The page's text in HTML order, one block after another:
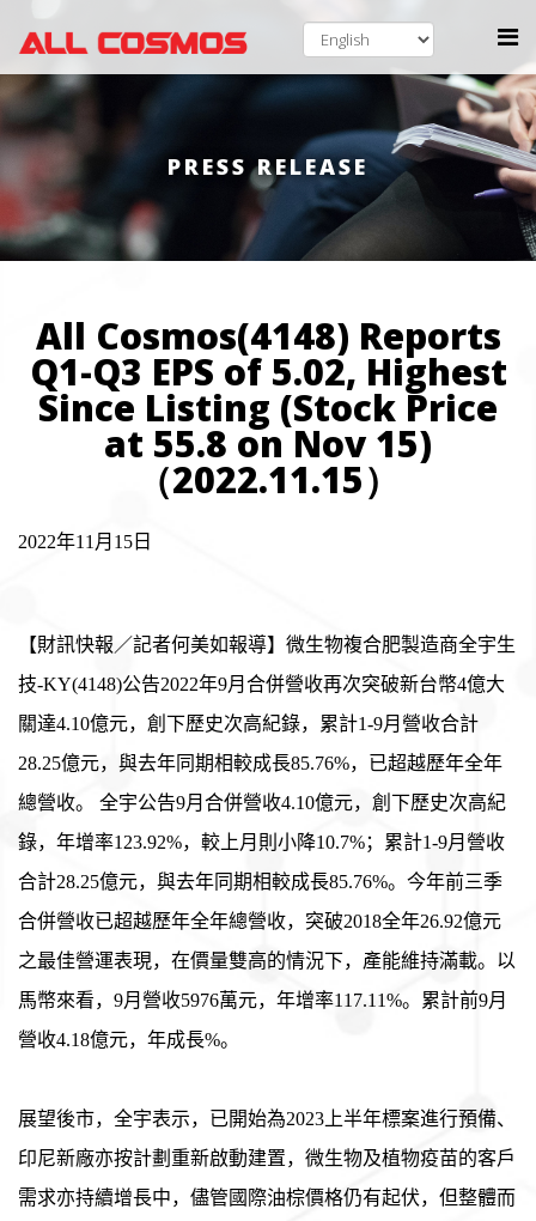
PRESS RELEASE
All Cosmos(4148) Reports
Q1-Q3 EPS of 5.02, Highest
Since Listing (Stock Price
at 55.8 on Nov 15)
（2022.11.15）
2022年11 月15 日
【財訊快報／記者何美如報導】微生物複合肥製造商全宇生
技-KY(4148)公告2022年9月合併營收再次突破新台幣4億大
關達4.10億元，創下歷史次高紀錄，累計1-9月營收合計
28.25億元，與去年同期相較成長85.76%，已超越歷年全年
總營收。 全宇公告9月合併營收4.10億元，創下歷史次高紀
錄，年增率123.92%，較上月則小降10.7%；累計1-9月營收
合計28.25億元，與去年同期相較成長85.76%。今年前三季
合併營收已超越歷年全年總營收，突破2018全年26.92億元
之最佳營運表現，在價量雙高的情況下，產能維持滿載。以
馬幣來看， 9月營收5976萬元，年增率117.11%。累計前9月
營收4.18億元，年成長%。
展望後市，全宇表示，已開始為2023 上半年標案進行預備、
印尼新廠亦按計劃重新啟動建置，微生物及植物疫苗的客戶
需求亦持續增長中，儘管國際油棕價格仍有起伏，但整體而